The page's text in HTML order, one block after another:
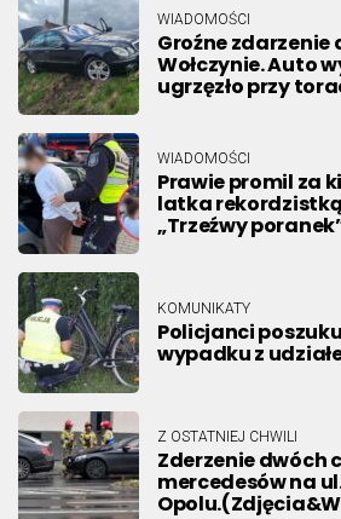
WIADOMOŚCI
Groźne zdarzenie
Wołczynie. Auto
ugrzęzło przy
WIADOMOŚCI
Prawie promil za
latka
„Trzeźwy
KOMUNIKATY
Policjanci
wypadku z
Z OSTATNIEJ CHWILI
Zderzenie dwóch
mercedesów na